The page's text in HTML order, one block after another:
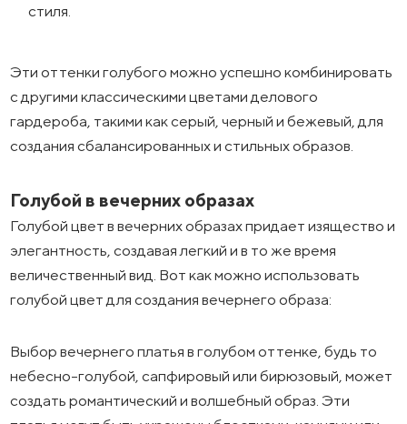
стиля.
Эти оттенки голубого можно успешно комбинировать
с другими классическими цветами делового
гардероба, такими как серый, черный и бежевый, для
создания сбалансированных и стильных образов.
Голубой в вечерних образах
Голубой цвет в вечерних образах придает изящество и
элегантность, создавая легкий и в то же время
величественный вид. Вот как можно использовать
голубой цвет для создания вечернего образа:
Выбор вечернего платья в голубом оттенке, будь то
небесно-голубой, сапфировый или бирюзовый, может
создать романтический и волшебный образ. Эти